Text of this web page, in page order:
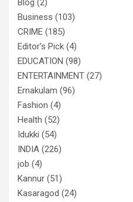
Blog (2)
Business (103)
CRIME (185)
Editor's Pick (4)
EDUCATION (98)
ENTERTAINMENT (27)
Ernakulam (96)
Fashion (4)
Health (52)
Idukki (54)
INDIA (226)
job (4)
Kannur (51)
Kasaragod (24)